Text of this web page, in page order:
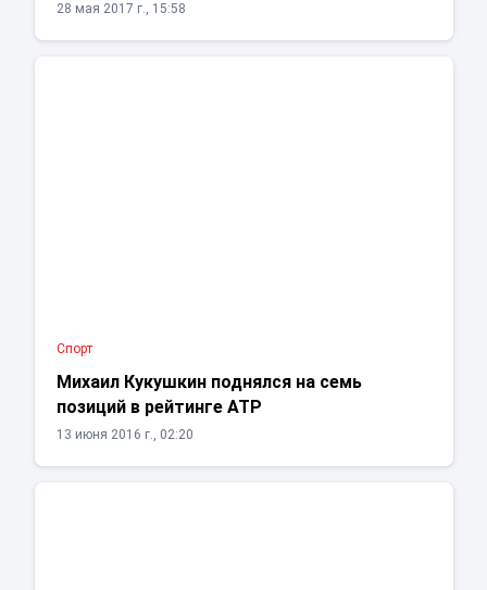
28 мая 2017 г., 15:58
Спорт
Михаил Кукушкин поднялся на семь
позиций в рейтинге ATP
13 июня 2016 г., 02:20